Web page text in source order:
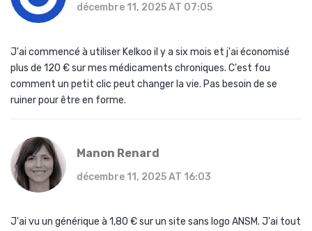
décembre 11, 2025 AT 07:05
J'ai commencé à utiliser Kelkoo il y a six mois et j'ai économisé
plus de 120 € sur mes médicaments chroniques. C'est fou
comment un petit clic peut changer la vie. Pas besoin de se
ruiner pour être en forme.
Manon Renard
décembre 11, 2025 AT 16:03
J'ai vu un générique à 1,80 € sur un site sans logo ANSM. J'ai tout